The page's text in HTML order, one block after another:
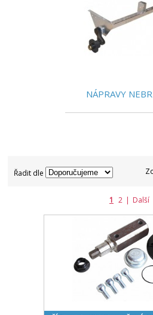
NÁPRAVY
Řadit dle
1 2 | Další